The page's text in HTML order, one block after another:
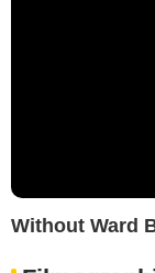
Without Ward